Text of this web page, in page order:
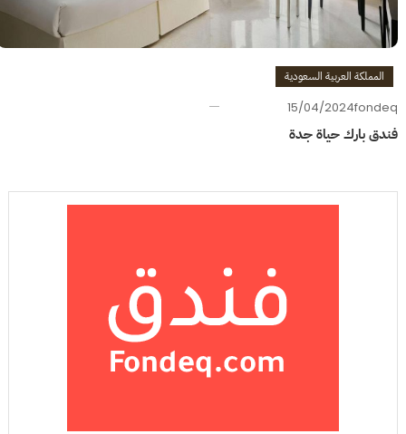
المملكة العربية السعودية
15/04/2024fondeq
فندق بارك حياة جدة